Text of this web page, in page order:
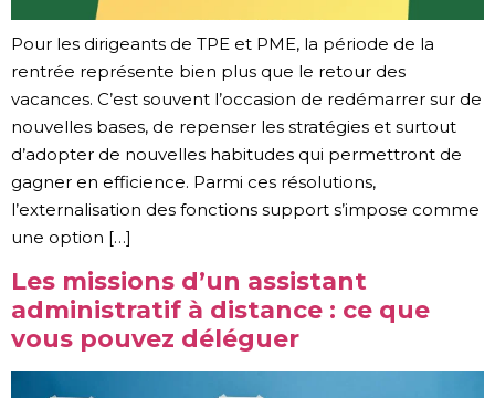
Pour les dirigeants de TPE et PME, la période de la
rentrée représente bien plus que le retour des
vacances. C’est souvent l’occasion de redémarrer sur de
nouvelles bases, de repenser les stratégies et surtout
d’adopter de nouvelles habitudes qui permettront de
gagner en efficience. Parmi ces résolutions,
l’externalisation des fonctions support s’impose comme
une option […]
Les missions d’un assistant
administratif à distance : ce que
vous pouvez déléguer